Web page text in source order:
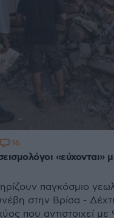
«εύχονται»
παγκόσμιο
στην Βρίσα -
που αντιστοιχεί με
16